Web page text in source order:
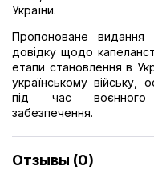
України.
Пропоноване видання
довідку щодо
етапи становлення в
українському війську,
під час воєнного
забезпечення.
Отзывы (0)